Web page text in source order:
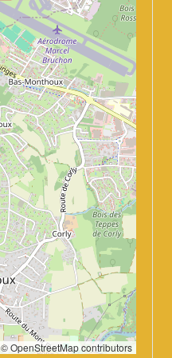
© OpenStreetMap contributors